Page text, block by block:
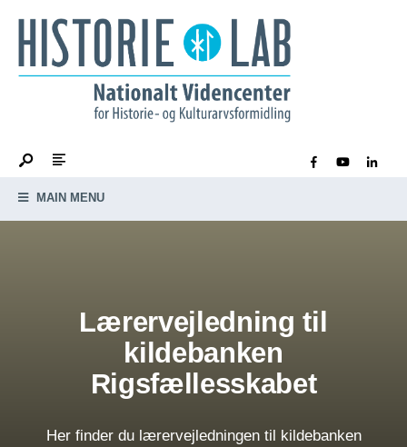
MAIN MENU
Lærervejledning til
kildebanken
Rigsfællesskabet
Her finder du lærervejledningen til kildebanken